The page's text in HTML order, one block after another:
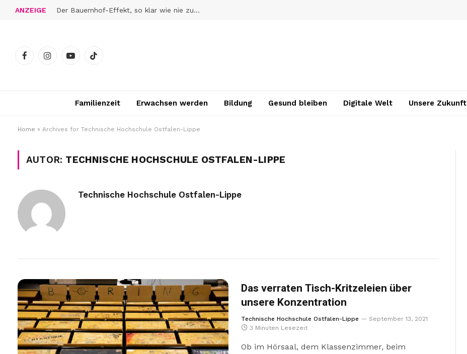
ANZEIGE Der Bauernhof-Effekt, so klar wie nie zuvor
FacebookInstagramYouTubeTikTok
Familienzeit Erwachsen werden Bildung Gesund bleiben Digitale Welt Unsere Zukunft
Home » Archives for Technische Hochschule Ostfalen-Lippe
AUTOR: TECHNISCHE HOCHSCHULE OSTFALEN-LIPPE
Technische Hochschule Ostfalen-Lippe
Das verraten Tisch-Kritzeleien über
unsere Konzentration
Technische Hochschule Ostfalen-Lippe
September 13, 2021
3 Minuten Lesezeit
Ob im Hörsaal, dem Klassenzimmer, beim